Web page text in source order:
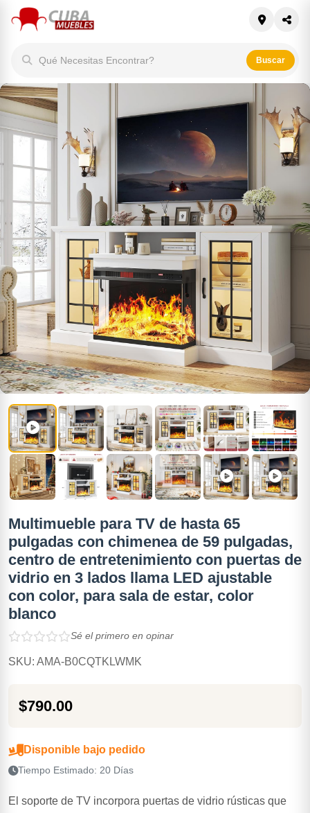
Qué Necesitas Encontrar? Buscar
Multimueble para TV de hasta 65
pulgadas con chimenea de 59 pulgadas,
centro de entretenimiento con puertas de
vidrio en 3 lados llama LED ajustable
con color, para sala de estar, color
blanco
Sé el primero en opinar
SKU: AMA-B0CQTKLWMK
$790.00
Disponible bajo pedido
Tiempo Estimado: 20 Días
El soporte de TV incorpora puertas de vidrio rústicas que